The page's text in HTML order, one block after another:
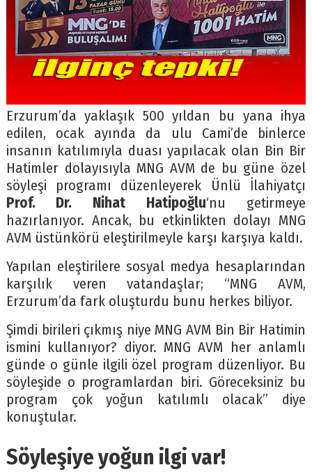
Erzurum’da yaklaşık 500 yıldan bu yana ihya
edilen, ocak ayında da ulu Cami’de binlerce
insanın katılımıyla duası yapılacak olan Bin Bir
Hatimler dolayısıyla MNG AVM de bu güne özel
söyleşi programı düzenleyerek Ünlü İlahiyatçı
Prof. Dr. Nihat Hatipoğlu‘nu getirmeye
hazırlanıyor. Ancak, bu etkinlikten dolayı MNG
AVM üstünkörü eleştirilmeyle karşı karşıya kaldı.
Yapılan eleştirilere sosyal medya hesaplarından
karşılık veren vatandaşlar; “MNG AVM,
Erzurum’da fark oluşturdu bunu herkes biliyor.
Şimdi birileri çıkmış niye MNG AVM Bin Bir Hatimin
ismini kullanıyor? diyor. MNG AVM her anlamlı
günde o günle ilgili özel program düzenliyor. Bu
söyleşide o programlardan biri. Göreceksiniz bu
program çok yoğun katılımlı olacak” diye
konuştular.
Söyleşiye yoğun ilgi var!